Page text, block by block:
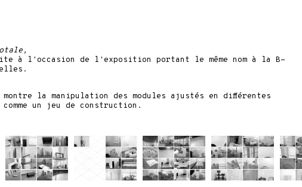
à l'occasion de l'exposition portant le même nom à la B-
la manipulation des modules ajustés en différentes
un jeu de construction.